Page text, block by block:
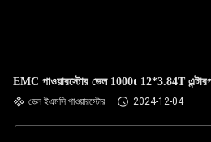
EMC পাওয়ারস্টোর ডেল 1000t 12*3.84T
ডেল ইএমসি পাওয়ারস্টোর 2024-12-04